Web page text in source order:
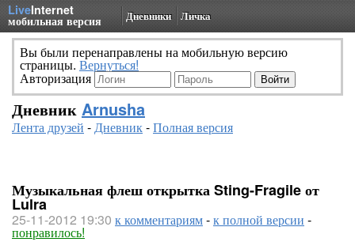
LiveInternet
мобильная версия Дневники Личка
Вы были перенаправлены на мобильную версию
страницы. Вернуться!
Авторизация
Дневник Arnusha
Лента друзей -Дневник-Полная версия
Музыкальная флеш открытка Sting-Fragile от
Lulra
25-11-2012 19:30 к комментариям-к полной версии -
понравилось!